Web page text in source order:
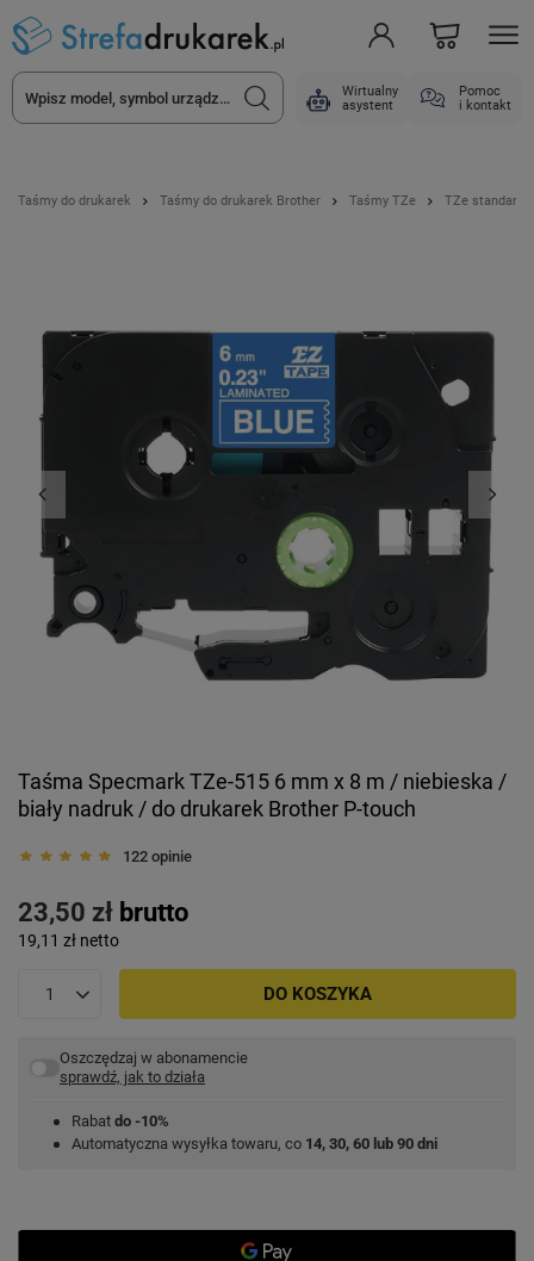
Wirtualny
asystent
Pomoc
i kontakt
Taśmy do drukarek Taśmy do drukarek Brother Taśmy TZe TZe
Taśma Specmark TZe-515 6 mm x 8 m / niebieska /
biały nadruk / do drukarek Brother P-touch
122 opinie
23,50 zł brutto
19,11 zł netto
DO KOSZYKA
Oszczędzaj w abonamencie
sprawdź, jak to działa
Rabat do -10%
Automatyczna wysyłka towaru, co 14, 30, 60 lub 90 dni